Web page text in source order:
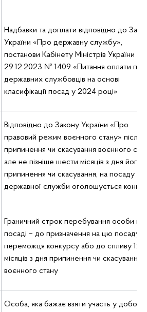
Надбавки та доплати відповідно до
України «Про державну службу»,
постанови Кабінету Міністрів України від
29.12.2023 № 1409 «Питання оплати
державних службовців на основі
класифікації посад у 2024 році»
Відповідно до Закону України «Про
правовий режим воєнного стану» після
припинення чи скасування воєнного
але не пізніше шести місяців з дня його
припинення чи скасування, на посаду
державної служби оголошується
Граничний строк перебування особи на
посаді – до призначення на цю посаду
переможця конкурсу або до спливу 12
місяців з дня припинення чи скасування
воєнного стану
Особа, яка бажає взяти участь у доборі